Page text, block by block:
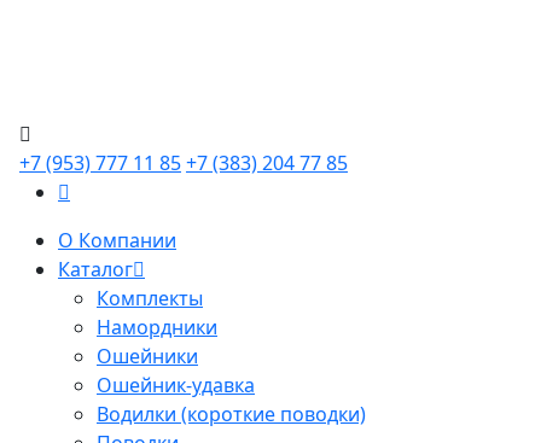
+7 (953) 777 11 85+7 (383) 204 77 85
О Компании
Каталог
Комплекты
Намордники
Ошейники
Ошейник-удавка
Водилки (короткие поводки)